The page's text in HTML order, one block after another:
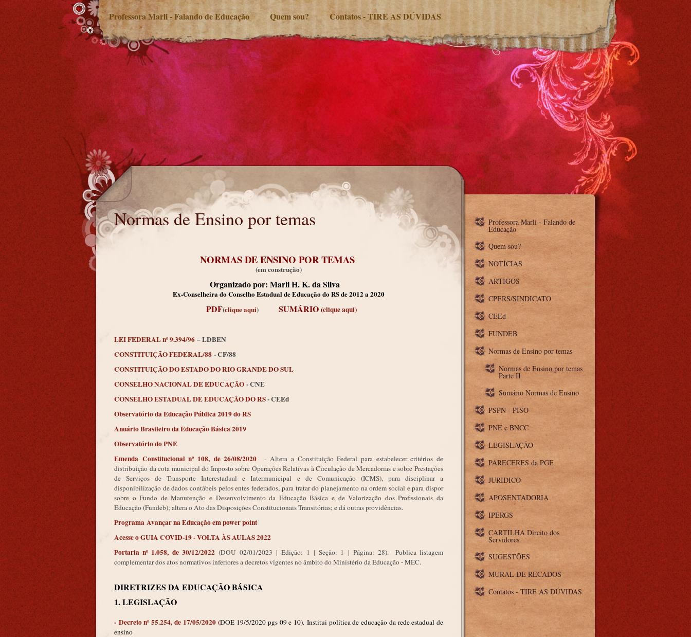
Professora Marli - Falando de Educação Quem sou? Contatos - TIRE AS DÚVIDAS
Normas de Ensino por temas
Normas de Ensino por temas
NORMAS DE ENSINO POR TEMAS
(em construção)
Organizado por: Marli H. K. da Silva
Ex-Conselheira do Conselho Estadual de Educação do RS de 2012 a 2020
PDF(clique aqui) SUMÁRIO (clique aqui)
LEI FEDERAL nº 9.394/96 – LDBEN
CONSTITUIÇÃO FEDERAL/88 - CF/88
CONSTITUIÇÃO DO ESTADO DO RIO GRANDE DO SUL
CONSELHO NACIONAL DE EDUCAÇÃO - CNE
CONSELHO ESTADUAL DE EDUCAÇÃO DO RS- CEEd
Observatório da Educação Pública 2019 do RS
Anuário Brasileiro da Educação Básica 2019
Observatório do PNE
Emenda Constitucional nº 108, de 26/08/2020
-Altera a Constituição Federal para estabelecer critérios de
distribuição da cota municipal do Imposto sobre Operações Relativas à Circulação de Mercadorias e sobre Prestações
de Serviços de Transporte Interestadual e Intermunicipal e de Comunicação (ICMS), para disciplinar a
disponibilização de dados contábeis pelos entes federados, para tratar do planejamento na ordem social e para dispor
sobre o Fundo de Manutenção e Desenvolvimento da Educação Básica e de Valorização dos Profissionais da
Educação (Fundeb); altera o Ato das Disposições Constitucionais Transitórias; e dá outras providências.
Programa Avançar na Educação em power point
Acesse o GUIA COVID-19 - VOLTA ÀS AULAS 2022
Portaria nº 1.058, de 30/12/2022 (DOU 02/01/2023 | Edição: 1 |Seção: 1 | Página: 28).
Publica listagem
complementar dos atos normativos inferiores a decretos vigentes no âmbito do Ministério da Educação - MEC.
DIRETRIZES DA EDUCAÇÃO BÁSICA
1. LEGISLAÇÃO
- Decreto nº 55.254, de 17/05/2020(DOE 19/5/2020 pgs 09 e 10). Institui política de educação da rede estadual de
ensino
Professora Marli - Falando de
Educação
Quem sou?
NOTÍCIAS
ARTIGOS
CPERS/SINDICATO
CEEd
FUNDEB
Normas de Ensino por temas
Normas de Ensino por temas
Parte II
Sumário Normas de Ensino
PSPN - PISO
PNE e BNCC
LEGISLAÇÃO
PARECERES da PGE
JURIDICO
APOSENTADORIA
IPERGS
CARTILHA Direito dos
Servidores
SUGESTÕES
MURAL DE RECADOS
Contatos - TIRE AS DÚVIDAS